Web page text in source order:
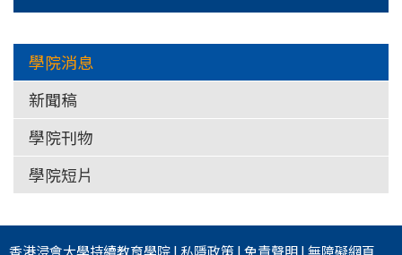
學院消息
新聞稿
學院刊物
學院短片
香港浸會大學持續教育學院| 私隱政策|免責聲明|無障礙網頁